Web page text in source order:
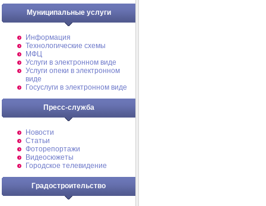
Муниципальные услуги
Информация
Технологические схемы
МФЦ
Услуги в электронном виде
Услуги опеки в электронном
виде
Госуслуги в электронном виде
Пресс-служба
Новости
Статьи
Фоторепортажи
Видеосюжеты
Городское телевидение
Градостроительство